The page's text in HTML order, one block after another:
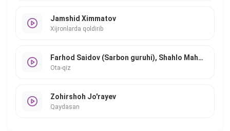
Jamshid Ximmatov
Xijronlarda qoldirib
Farhod Saidov (Sarbon guruhi), Shahlo Mahmudova
Ota-qiz
Zohirshoh Jo'rayev
Qaydasan